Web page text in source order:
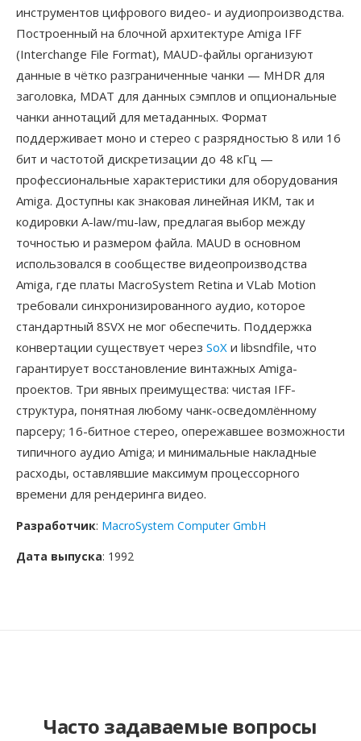
инструментов цифрового видео- и аудиопроизводства.
Построенный на блочной архитектуре Amiga IFF
(Interchange File Format), MAUD-файлы организуют
данные в чётко разграниченные чанки — MHDR для
заголовка, MDAT для данных сэмплов и опциональные
чанки аннотаций для метаданных. Формат
поддерживает моно и стерео с разрядностью 8 или 16
бит и частотой дискретизации до 48 кГц —
профессиональные характеристики для оборудования
Amiga. Доступны как знаковая линейная ИКМ, так и
кодировки A-law/mu-law, предлагая выбор между
точностью и размером файла. MAUD в основном
использовался в сообществе видеопроизводства
Amiga, где платы MacroSystem Retina и VLab Motion
требовали синхронизированного аудио, которое
стандартный 8SVX не мог обеспечить. Поддержка
конвертации существует через SoX и libsndfile, что
гарантирует восстановление винтажных Amiga-
проектов. Три явных преимущества: чистая IFF-
структура, понятная любому чанк-осведомлённому
парсеру; 16-битное стерео, опережавшее возможности
типичного аудио Amiga; и минимальные накладные
расходы, оставлявшие максимум процессорного
времени для рендеринга видео.
Разработчик: MacroSystem Computer GmbH
Дата выпуска: 1992
Часто задаваемые вопросы